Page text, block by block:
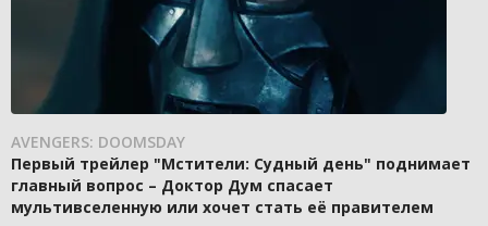
AVENGERS: DOOMSDAY
Первый трейлер "Мстители: Судный день" поднимает
главный вопрос – Доктор Дум спасает
мультивселенную или хочет стать её правителем